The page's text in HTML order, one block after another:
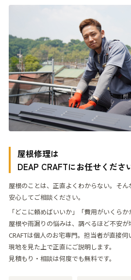
屋根修理は
DEAP CRAFTにお任せくださ
屋根のことは、正直よくわからない。そん
安心してご相談ください。
「どこに頼めばいいか」「費用がいくら
屋根や雨漏りの悩みは、調べるほど不安が
CRAFTは個人のお宅専門。担当者が直接伺
現地を見た上で正直にご説明します。
見積もり・相談は何度でも無料です。